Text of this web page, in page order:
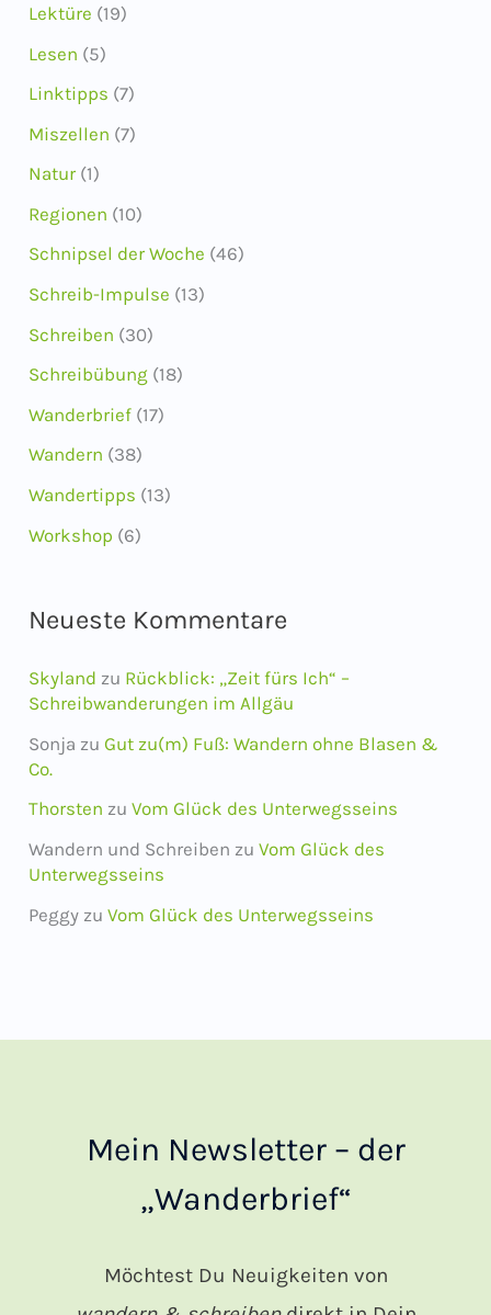
Lektüre (19)
Lesen (5)
Linktipps (7)
Miszellen (7)
Natur(1)
Regionen (10)
Schnipsel der Woche (46)
Schreib-Impulse (13)
Schreiben (30)
Schreibübung (18)
Wanderbrief (17)
Wandern (38)
Wandertipps (13)
Workshop (6)
Neueste Kommentare
Skyland zu Rückblick: „Zeit fürs Ich“ –
Schreibwanderungen im Allgäu
Sonja zuGut zu(m) Fuß: Wandern ohne Blasen &
Co.
Thorsten zuVom Glück des Unterwegsseins
Wandern und Schreiben zuVom Glück des
Unterwegsseins
Peggy zuVom Glück des Unterwegsseins
Mein Newsletter – der
„Wanderbrief“
Möchtest Du Neuigkeiten von